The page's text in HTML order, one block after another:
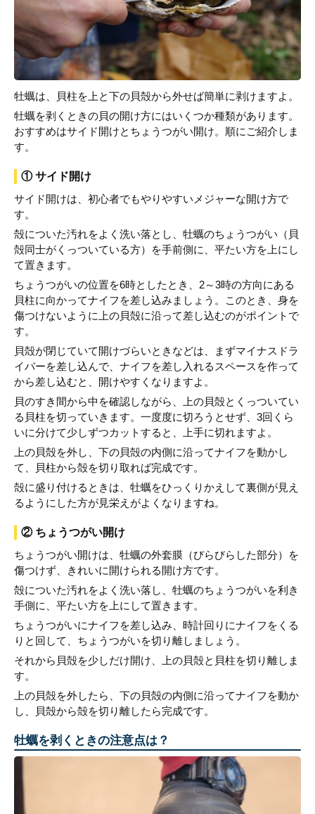
牡蠣は、貝柱を上と下の貝殻から外せば簡単に剥けますよ。
牡蠣を剥くときの貝の開け方にはいくつか種類があります。
おすすめはサイド開けとちょうつがい開け。順にご紹介しま
す。
① サイド開け
サイド開けは、初心者でもやりやすいメジャーな開け方で
す。
殻についた汚れをよく洗い落とし、牡蠣のちょうつがい（貝
殻同士がくっついている方）を手前側に、平たい方を上にし
て置きます。
ちょうつがいの位置を6時としたとき、2～3時の方向にある
貝柱に向かってナイフを差し込みましょう。このとき、身を
傷つけないように上の貝殻に沿って差し込むのがポイントで
す。
貝殻が閉じていて開けづらいときなどは、まずマイナスドラ
イバーを差し込んで、ナイフを差し入れるスペースを作って
から差し込むと、開けやすくなりますよ。
貝のすき間から中を確認しながら、上の貝殻とくっついてい
る貝柱を切っていきます。一度度に切ろうとせず、3回くら
いに分けて少しずつカットすると、上手に切れますよ。
上の貝殻を外し、下の貝殻の内側に沿ってナイフを動かし
て、貝柱から殻を切り取れば完成です。
殻に盛り付けるときは、牡蠣をひっくりかえして裏側が見え
るようにした方が見栄えがよくなりますね。
② ちょうつがい開け
ちょうつがい開けは、牡蠣の外套膜（びらびらした部分）を
傷つけず、きれいに開けられる開け方です。
殻についた汚れをよく洗い落し、牡蠣のちょうつがいを利き
手側に、平たい方を上にして置きます。
ちょうつがいにナイフを差し込み、時計回りにナイフをくる
りと回して、ちょうつがいを切り離しましょう。
それから貝殻を少しだけ開け、上の貝殻と貝柱を切り離しま
す。
上の貝殻を外したら、下の貝殻の内側に沿ってナイフを動か
し、貝殻から殻を切り離したら完成です。
牡蠣を剥くときの注意点は？